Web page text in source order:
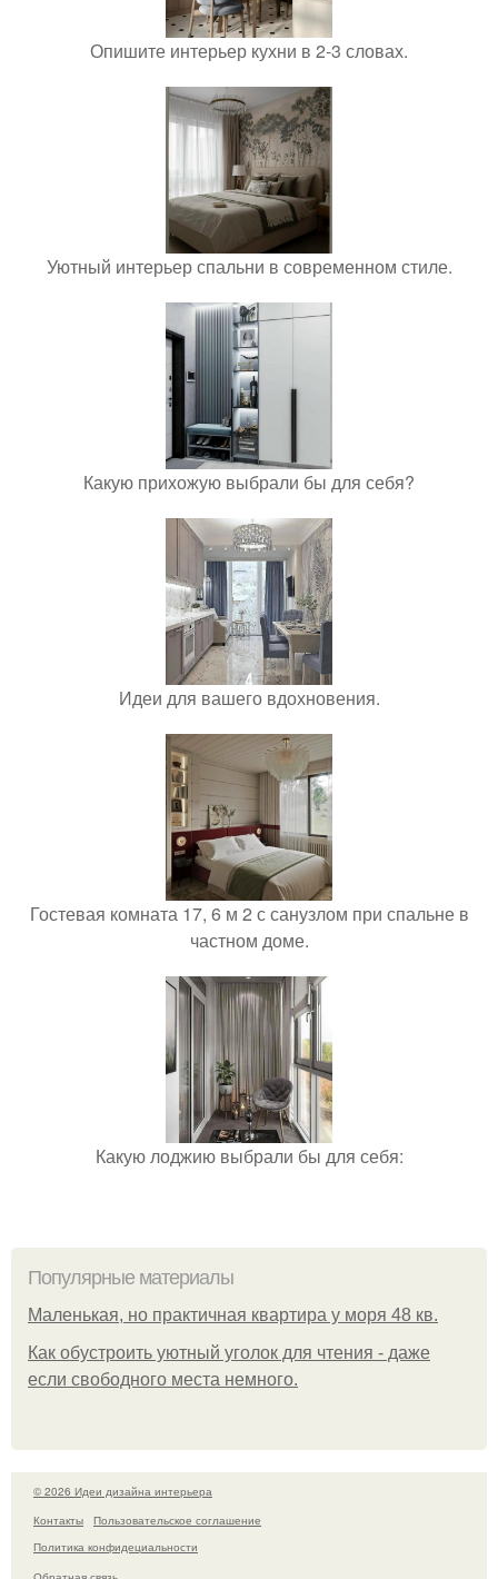
Опишите интерьер кухни в 2-3 словах.
Уютный интерьер спальни в современном стиле.
Какую прихожую выбрали бы для себя?
Идеи для вашего вдохновения.
Гостевая комната 17, 6 м 2 с санузлом при спальне в
частном доме.
Какую лоджию выбрали бы для себя:
Популярные материалы
Маленькая, но практичная квартира у моря 48 кв.
Как обустроить уютный уголок для чтения - даже
если свободного места немного.
© 2026 Идеи дизайна интерьера
Контакты
Пользовательское соглашение
Политика конфидециальности